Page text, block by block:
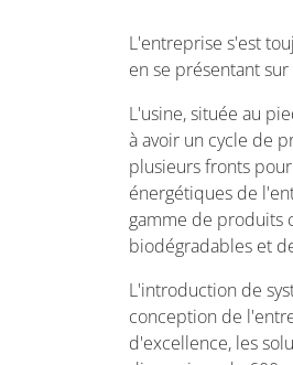
L'entreprise s'est
en se présentant
L'usine, située au
à avoir un cycle de
plusieurs fronts
énergétiques de
gamme de produits
biodégradables et
L'introduction de
conception de
d'excellence, les